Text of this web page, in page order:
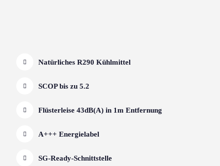
Natürliches R290 Kühlmittel
SCOP bis zu 5.2
Flüsterleise 43dB(A) in 1m Entfernung
A+++ Energielabel
SG-Ready-Schnittstelle